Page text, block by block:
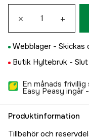
× +
Webblager - Skickas
Butik Hyltebruk -
En månads
Easy Peasy ingår -
Produktinformation
Tillbehör och